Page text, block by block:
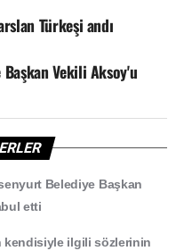
Türkeşi andı
Vekili Aksoy'u
Belediye Başkan
etti
kendisiyle ilgili sözlerinin